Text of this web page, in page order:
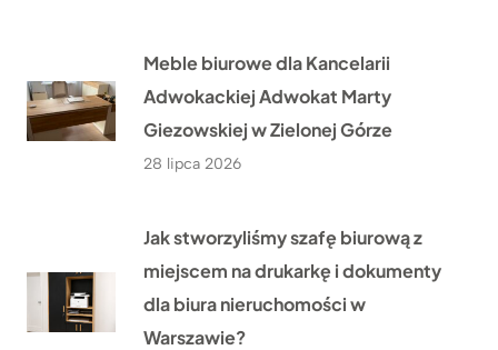
Meble biurowe dla Kancelarii
Adwokackiej Adwokat Marty
Giezowskiej w Zielonej Górze
28 lipca 2026
Jak stworzyliśmy szafę biurową z
miejscem na drukarkę i dokumenty
dla biura nieruchomości w
Warszawie?